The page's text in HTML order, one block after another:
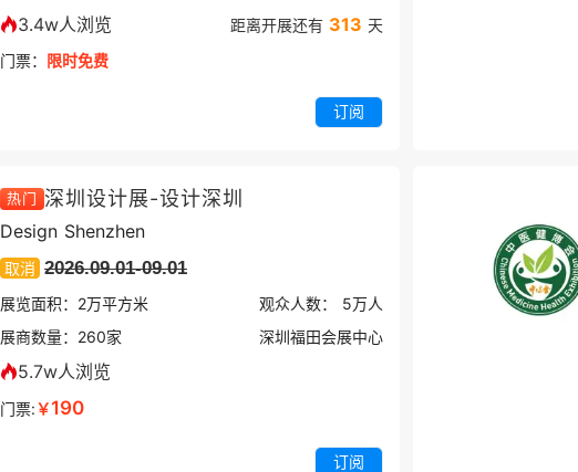
3.4w人浏览 距离开展还有 313 天
门票： 限时免费
订阅
热门 深圳设计展-设计深圳
Design Shenzhen
取消 2026.09.01-09.01
展览面积： 2万平方米 观众人数： 5万人
展商数量： 260家 深圳福田会展中心
5.7w人浏览
门票:￥190
订阅